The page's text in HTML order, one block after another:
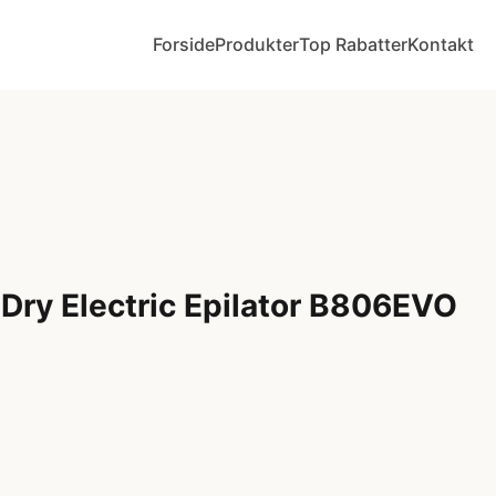
ForsideProdukterTop RabatterKontakt
Electric Epilator B806EVO